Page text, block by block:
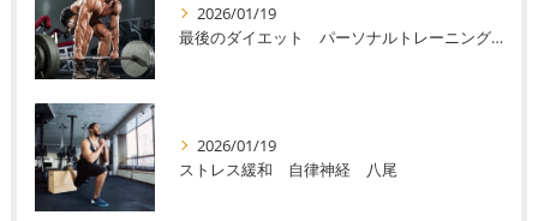
2026/01/19
最後のダイエット パーソナルトレーニング 八尾
2026/01/19
ストレス緩和 自律神経 八尾